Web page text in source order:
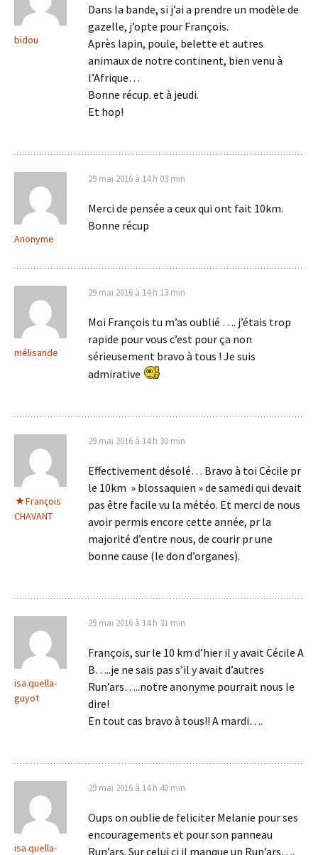
bidou
Dans la bande, si j’ai a prendre un modèle de
gazelle, j’opte pour François.
Après lapin, poule, belette et autres
animaux de notre continent, bien venu à
l’Afrique…
Bonne récup. et à jeudi.
Et hop!
Anonyme
29 mai 2016 à 14 h 03 min
Merci de pensée a ceux qui ont fait 10km.
Bonne récup
mélisande
29 mai 2016 à 14 h 13 min
Moi François tu m’as oublié …. j’étais trop
rapide pour vous c’est pour ça non
sérieusement bravo à tous ! Je suis
admirative
François
CHAVANT
29 mai 2016 à 14 h 30 min
Effectivement désolé… Bravo à toi Cécile pr
le 10km » blossaquien » de samedi qui devait
pas être facile vu la météo. Et merci de nous
avoir permis encore cette année, pr la
majorité d’entre nous, de courir pr une
bonne cause (le don d’organes).
isa.quella-
guyot
29 mai 2016 à 14 h 31 min
François, sur le 10 km d’hier il y avait Cécile A
B…..je ne sais pas s’il y avait d’autres
Run’ars…..notre anonyme pourrait nous le
dire!
En tout cas bravo à tous!! A mardi….
isa.quella-
29 mai 2016 à 14 h 40 min
Oups on oublie de feliciter Melanie pour ses
encouragements et pour son panneau
Run’ars. Sur celui ci il manque un Run’ars….